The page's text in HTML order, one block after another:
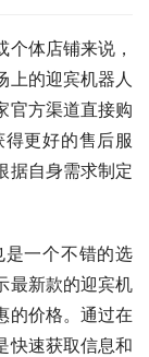
体店铺来说，
上的迎宾机器人
官方渠道直接购
更好的售后服
据自身需求制定
一个不错的选
最新款的迎宾机
的价格。通过在
快速获取信息和